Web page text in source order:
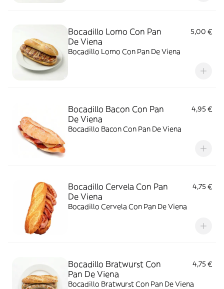
Bocadillo Lomo Con Pan
De Viena
5,00 €
Bocadillo Lomo Con Pan De Viena
Bocadillo Bacon Con Pan
De Viena
4,95 €
Bocadillo Bacon Con Pan De Viena
Bocadillo Cervela Con Pan
De Viena
4,75 €
Bocadillo Cervela Con Pan De Viena
Bocadillo Bratwurst Con
Pan De Viena
4,75 €
Bocadillo Bratwurst Con Pan De Viena